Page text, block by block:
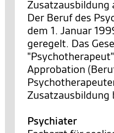
Zusatzausbildung
Der Beruf des
dem 1. Januar
geregelt. Das
Approbation
Zusatzausbildung
Psychiater